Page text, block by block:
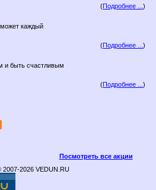
(Подробнее ...)
каждый
(Подробнее ...)
и быть счастливым
(Подробнее ...)
Посмотреть все акции
2007-2026 VEDUN.RU